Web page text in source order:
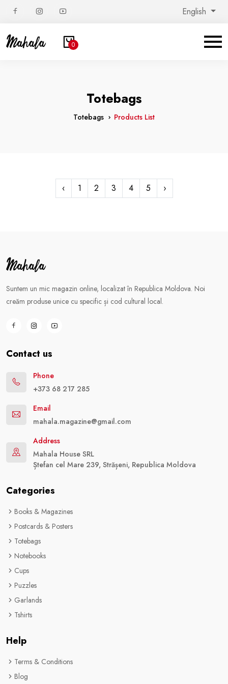
English
0
Totebags
Totebags Products List
‹ 1 2 3 4 5 ›
Suntem un mic magazin online, localizat în Republica Moldova. Noi
creăm produse unice cu specific și cod cultural local.
Contact us
Phone
+373 68 217 285
Email
mahala.magazine@gmail.com
Address
Mahala House SRL
Ștefan cel Mare 239, Strășeni, Republica Moldova
Categories
Books & Magazines
Postcards & Posters
Totebags
Notebooks
Cups
Puzzles
Garlands
Tshirts
Help
Terms & Conditions
Blog